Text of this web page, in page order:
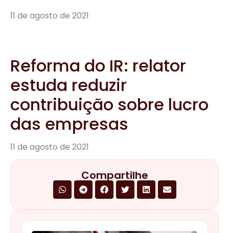
11 de agosto de 2021
Reforma do IR: relator
estuda reduzir
contribuição sobre lucro
das empresas
11 de agosto de 2021
Compartilhe